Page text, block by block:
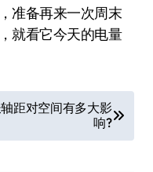
准备再来一次周末
就看它今天的电量
距对空间有多大影
响?